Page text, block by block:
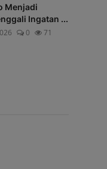
Menjadi
Ingatan ...
0 71